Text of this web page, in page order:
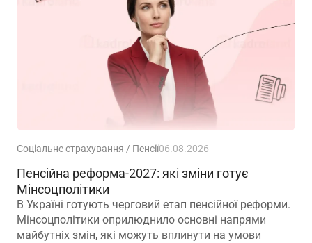
Соціальне страхування / Пенсії06.08.2026
Пенсійна реформа-2027: які зміни готує
Мінсоцполітики
В Україні готують черговий етап пенсійної реформи.
Мінсоцполітики оприлюднило основні напрями
майбутніх змін, які можуть вплинути на умови